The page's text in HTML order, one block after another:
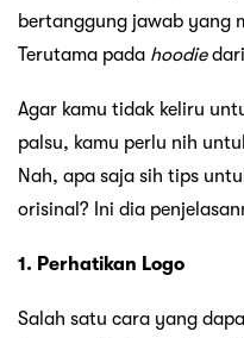
bertanggung jawab yang
Terutama pada hoodiedari
Agar kamu tidak keliru
palsu, kamu perlu nih
Nah, apa saja sih tips
orisinal? Ini dia
1. Perhatikan Logo
Salah satu cara yang